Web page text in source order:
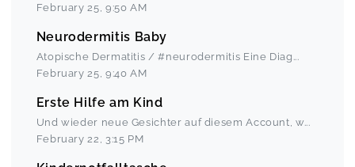
February 25 9:50 AM
Neurodermitis Baby
Atopische Dermatitis / #neurodermitis Eine Diag ...
February 25 9:40 AM
Erste Hilfe am Kind
Und wieder neue Gesichter auf diesem Account, w...
February 22
3:15 PM